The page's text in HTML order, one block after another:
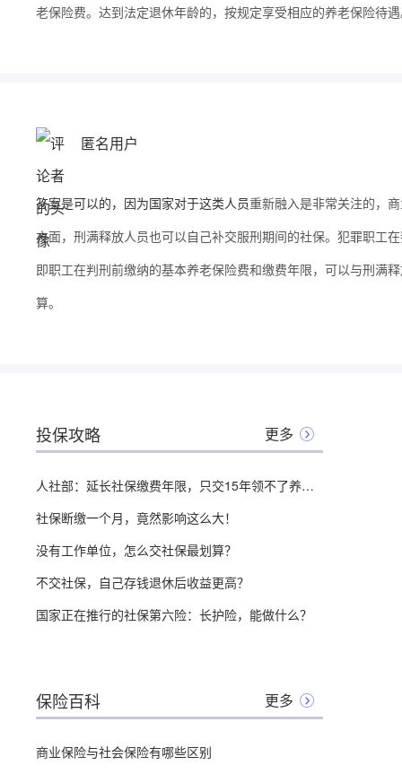
老保险费。达到法定退休年龄的，按规定享受相应的养老保险待
匿名用户
答案是可以的，因为国家对于这类人员重新融入是非常关注的，
方面，刑满释放人员也可以自己补交服刑期间的社保。犯罪职工
即职工在判刑前缴纳的基本养老保险费和缴费年限，可以与刑满
算。
投保攻略 更多
人社部：延长社保缴费年限，只交15年领不了养老金？
社保断缴一个月，竟然影响这么大！
没有工作单位，怎么交社保最划算？
不交社保，自己存钱退休后收益更高？
国家正在推行的社保第六险：长护险，能做什么？
保险百科 更多
商业保险与社会保险有哪些区别